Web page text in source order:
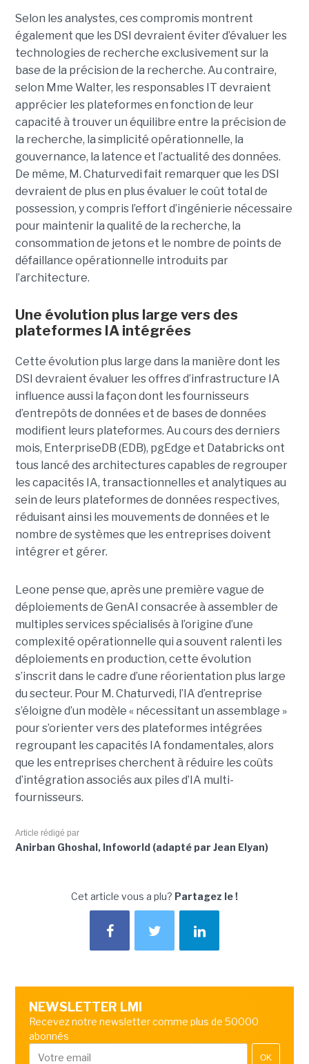
Selon les analystes, ces compromis montrent
également que les DSI devraient éviter d’évaluer les
technologies de recherche exclusivement sur la
base de la précision de la recherche. Au contraire,
selon Mme Walter, les responsables IT devraient
apprécier les plateformes en fonction de leur
capacité à trouver un équilibre entre la précision de
la recherche, la simplicité opérationnelle, la
gouvernance, la latence et l’actualité des données.
De même, M. Chaturvedi fait remarquer que les DSI
devraient de plus en plus évaluer le coût total de
possession, y compris l’effort d’ingénierie nécessaire
pour maintenir la qualité de la recherche, la
consommation de jetons et le nombre de points de
défaillance opérationnelle introduits par
l’architecture.
Une évolution plus large vers des
plateformes IA intégrées
Cette évolution plus large dans la manière dont les
DSI devraient évaluer les offres d’infrastructure IA
influence aussi la façon dont les fournisseurs
d’entrepôts de données et de bases de données
modifient leurs plateformes. Au cours des derniers
mois, EnterpriseDB (EDB), pgEdge et Databricks ont
tous lancé des architectures capables de regrouper
les capacités IA, transactionnelles et analytiques au
sein de leurs plateformes de données respectives,
réduisant ainsi les mouvements de données et le
nombre de systèmes que les entreprises doivent
intégrer et gérer.
Leone pense que, après une première vague de
déploiements de GenAI consacrée à assembler de
multiples services spécialisés à l’origine d’une
complexité opérationnelle qui a souvent ralenti les
déploiements en production, cette évolution
s’inscrit dans le cadre d’une réorientation plus large
du secteur. Pour M. Chaturvedi, l’IA d’entreprise
s’éloigne d’un modèle « nécessitant un assemblage »
pour s’orienter vers des plateformes intégrées
regroupant les capacités IA fondamentales, alors
que les entreprises cherchent à réduire les coûts
d’intégration associés aux piles d’IA multi-
fournisseurs.
Article rédigé par
Anirban Ghoshal, Infoworld (adapté par Jean Elyan)
Cet article vous a plu? Partagez le !
NEWSLETTER LMI
Recevez notre newsletter comme plus de 50000
abonnés
OK